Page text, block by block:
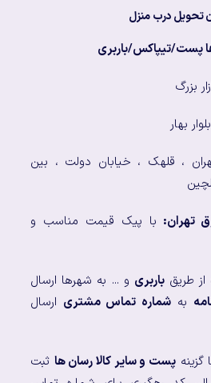
تحویل درب منزل
پست/تیپاکس/باربری
بزرگ
بهار
، قلهک ، خیابان دولت ، بین
تهران: با پیک قیمت مناسب و
از طریقباربری و ... به شهرها ارسال
بهشماره تماس مشتری ارسال
پست و سایر کالا رسان ها ثبت